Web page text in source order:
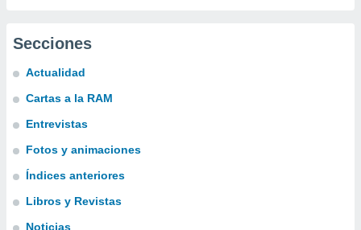
Secciones
Actualidad
Cartas a la RAM
Entrevistas
Fotos y animaciones
Índices anteriores
Libros y Revistas
Noticias